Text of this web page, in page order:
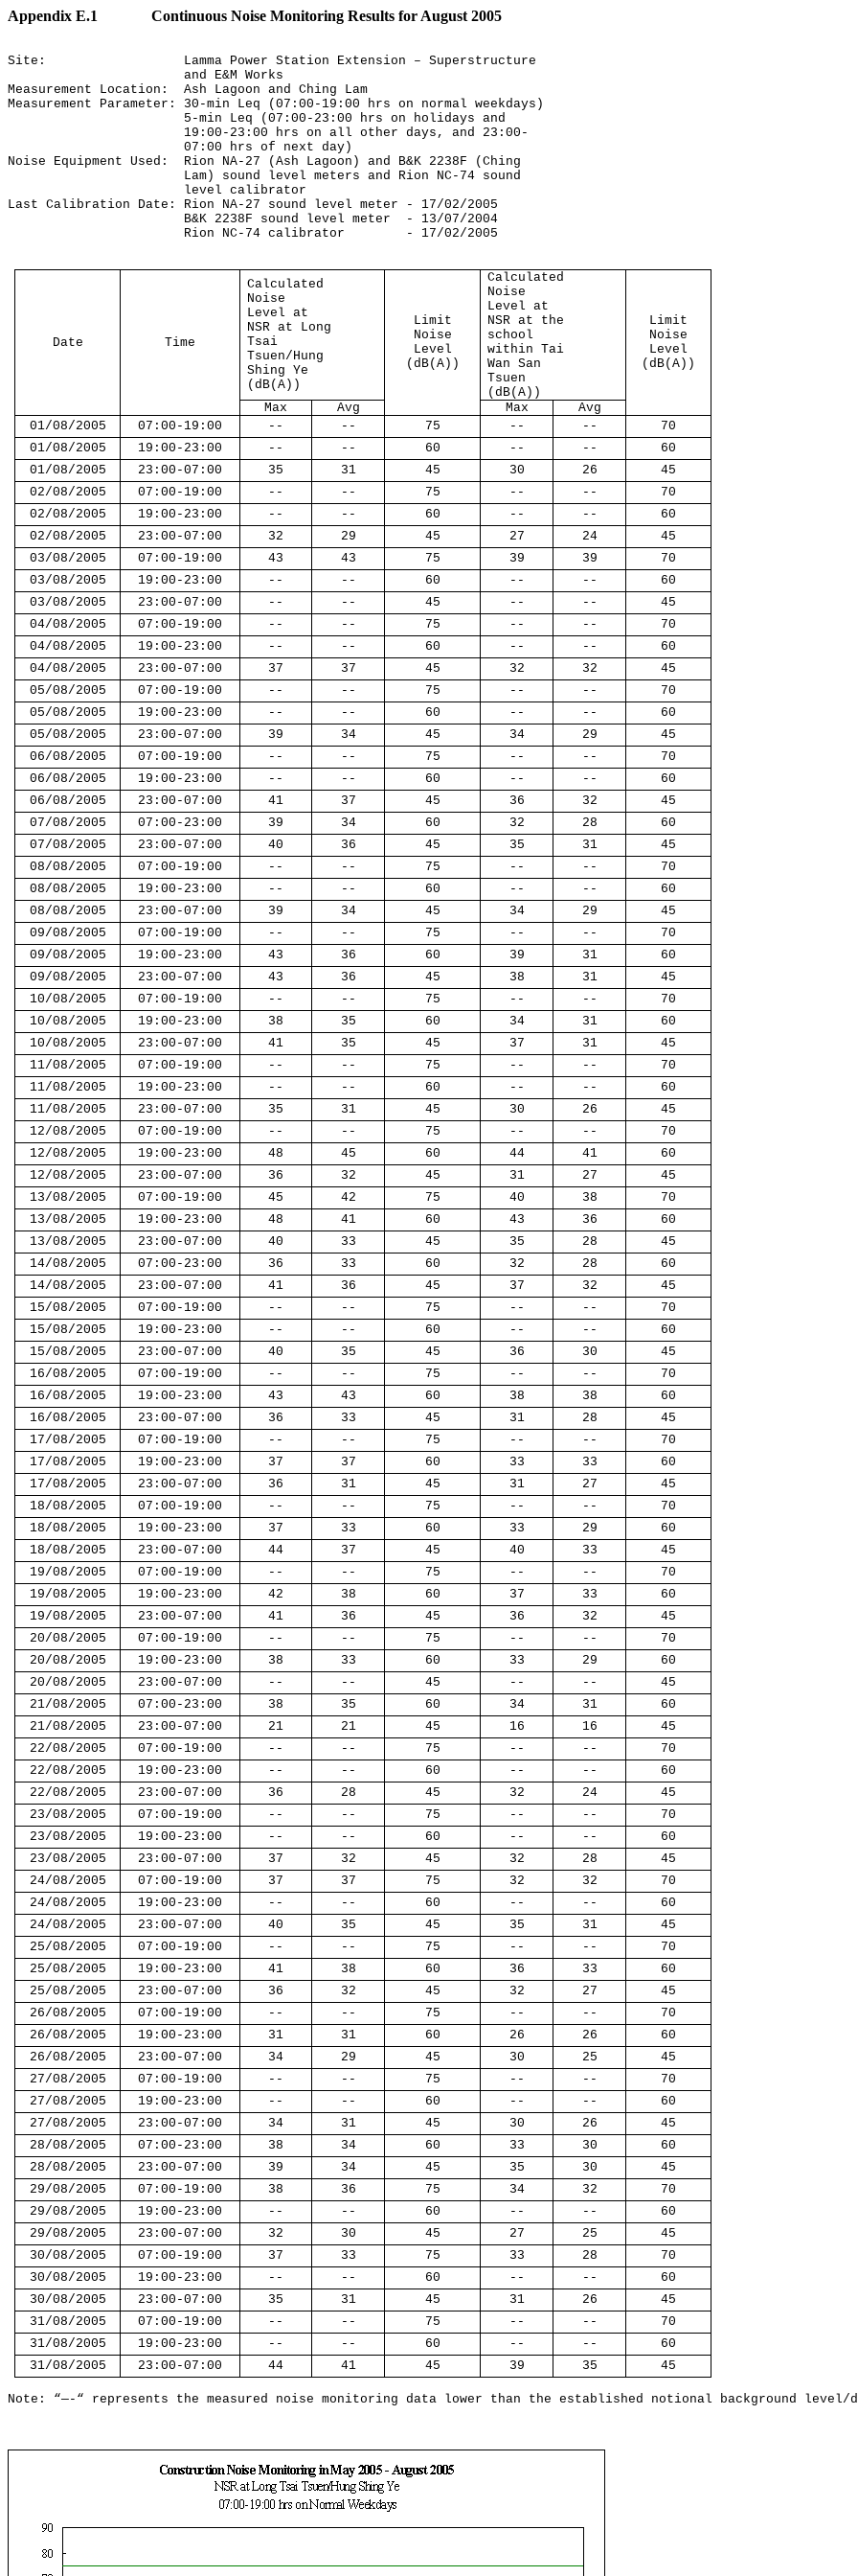
Appendix E.1 Continuous Noise Monitoring Results for August 2005
Site:
Lamma Power Station Extension – Superstructure
and E&M Works
Measurement Location:
Ash Lagoon and Ching Lam
Measurement Parameter: 30-min Leq (07:00-19:00 hrs on normal weekdays)
5-min Leq (07:00-23:00 hrs on holidays and
19:00-23:00 hrs on all other days, and 23:00-
07:00 hrs of next day)
Noise Equipment Used:
Rion NA-27 (Ash Lagoon) and B&K 2238F (Ching
Lam) sound level meters and Rion NC-74 sound
level calibrator
Last Calibration Date: Rion NA-27 sound level meter - 17/02/2005
B&K 2238F sound level meter
- 13/07/2004
Rion NC-74 calibrator
- 17/02/2005
Date Time
Calculated
Noise
Level at
NSR at Long
Tsai
Tsuen/Hung
Shing Ye
(dB(A))
Limit
Noise
Level
(dB(A))
Calculated
Noise
Level at
NSR at the
school
within Tai
Wan San
Tsuen
(dB(A))
Limit
Noise
Level
(dB(A))
Max Avg Max
Avg
01/08/2005
07:00-19:00 -- -- 75 -- --
70
01/08/2005
19:00-23:00 -- -- 60 -- --
60
01/08/2005
23:00-07:00 35 31 45 30 26
45
02/08/2005
07:00-19:00 -- -- 75 -- --
70
02/08/2005
19:00-23:00 -- -- 60 -- --
60
02/08/2005
23:00-07:00 32 29 45 27 24
45
03/08/2005
07:00-19:00 43 43 75 39 39
70
03/08/2005
19:00-23:00 -- -- 60 -- --
60
03/08/2005
23:00-07:00 -- -- 45 -- --
45
04/08/2005
07:00-19:00 -- -- 75 -- --
70
04/08/2005
19:00-23:00 -- -- 60 -- --
60
04/08/2005
23:00-07:00 37 37 45 32 32
45
05/08/2005
07:00-19:00 -- -- 75 -- --
70
05/08/2005
19:00-23:00 -- -- 60 -- --
60
05/08/2005
23:00-07:00 39 34 45 34 29
45
06/08/2005
07:00-19:00 -- -- 75 -- --
70
06/08/2005
19:00-23:00 -- -- 60 -- --
60
06/08/2005
23:00-07:00 41 37 45 36 32
45
07/08/2005
07:00-23:00 39 34 60 32 28
60
07/08/2005
23:00-07:00 40 36 45 35 31
45
08/08/2005
07:00-19:00 -- -- 75 -- --
70
08/08/2005
19:00-23:00 -- -- 60 -- --
60
08/08/2005
23:00-07:00 39 34 45 34 29
45
09/08/2005
07:00-19:00 -- -- 75 -- --
70
09/08/2005
19:00-23:00 43 36 60 39 31
60
09/08/2005
23:00-07:00 43 36 45 38 31
45
10/08/2005
07:00-19:00 -- -- 75 -- --
70
10/08/2005
19:00-23:00 38 35 60 34 31
60
10/08/2005
23:00-07:00 41 35 45 37 31
45
11/08/2005
07:00-19:00 -- -- 75 -- --
70
11/08/2005
19:00-23:00 -- -- 60 -- --
60
11/08/2005
23:00-07:00 35 31 45 30 26
45
12/08/2005
07:00-19:00 -- -- 75 -- --
70
12/08/2005
19:00-23:00 48 45 60 44 41
60
12/08/2005
23:00-07:00 36 32 45 31 27
45
13/08/2005
07:00-19:00 45 42 75 40 38
70
13/08/2005
19:00-23:00 48 41 60 43 36
60
13/08/2005
23:00-07:00 40 33 45 35 28
45
14/08/2005
07:00-23:00 36 33 60 32 28
60
14/08/2005
23:00-07:00 41 36 45 37 32
45
15/08/2005
07:00-19:00 -- -- 75 -- --
70
15/08/2005
19:00-23:00 -- -- 60 -- --
60
15/08/2005
23:00-07:00 40 35 45 36 30
45
16/08/2005
07:00-19:00 -- -- 75 -- --
70
16/08/2005
19:00-23:00 43 43 60 38 38
60
16/08/2005
23:00-07:00 36 33 45 31 28
45
17/08/2005
07:00-19:00 -- -- 75 -- --
70
17/08/2005
19:00-23:00 37 37 60 33 33
60
17/08/2005
23:00-07:00 36 31 45 31 27
45
18/08/2005
07:00-19:00 -- -- 75 -- --
70
18/08/2005
19:00-23:00 37 33 60 33 29
60
18/08/2005
23:00-07:00 44 37 45 40 33
45
19/08/2005
07:00-19:00 -- -- 75 -- --
70
19/08/2005
19:00-23:00 42 38 60 37 33
60
19/08/2005
23:00-07:00 41 36 45 36 32
45
20/08/2005
07:00-19:00 -- -- 75 -- --
70
20/08/2005
19:00-23:00 38 33 60 33 29
60
20/08/2005
23:00-07:00 -- -- 45 -- --
45
21/08/2005
07:00-23:00 38 35 60 34 31
60
21/08/2005
23:00-07:00 21 21 45 16 16
45
22/08/2005
07:00-19:00 -- -- 75 -- --
70
22/08/2005
19:00-23:00 -- -- 60 -- --
60
22/08/2005
23:00-07:00 36 28 45 32 24
45
23/08/2005
07:00-19:00 -- -- 75 -- --
70
23/08/2005
19:00-23:00 -- -- 60 -- --
60
23/08/2005
23:00-07:00 37 32 45 32 28
45
24/08/2005
07:00-19:00 37 37 75 32 32
70
24/08/2005
19:00-23:00 -- -- 60 -- --
60
24/08/2005
23:00-07:00 40 35 45 35 31
45
25/08/2005
07:00-19:00 -- -- 75 -- --
70
25/08/2005
19:00-23:00 41 38 60 36 33
60
25/08/2005
23:00-07:00 36 32 45 32 27
45
26/08/2005
07:00-19:00 -- -- 75 -- --
70
26/08/2005
19:00-23:00 31 31 60 26 26
60
26/08/2005
23:00-07:00 34 29 45 30 25
45
27/08/2005
07:00-19:00 -- -- 75 -- --
70
27/08/2005
19:00-23:00 -- -- 60 -- --
60
27/08/2005
23:00-07:00 34 31 45 30 26
45
28/08/2005
07:00-23:00 38 34 60 33 30
60
28/08/2005
23:00-07:00 39 34 45 35 30
45
29/08/2005
07:00-19:00 38 36 75 34 32
70
29/08/2005
19:00-23:00 -- -- 60 -- --
60
29/08/2005
23:00-07:00 32 30 45 27 25
45
30/08/2005
07:00-19:00 37 33 75 33 28
70
30/08/2005
19:00-23:00 -- -- 60 -- --
60
30/08/2005
23:00-07:00 35 31 45 31 26
45
31/08/2005
07:00-19:00 -- -- 75 -- --
70
31/08/2005
19:00-23:00 -- -- 60 -- --
60
31/08/2005
23:00-07:00 44 41 45 39 35 45
Note: “—-“ represents the measured noise monitoring data lower than the established notional background level/